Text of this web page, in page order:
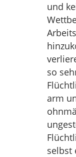
und
so
arm
selbst